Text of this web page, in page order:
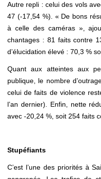
Autre repli : celui des vols
47 (-17,54 %). « De bons
à celle des caméras »,
chantages : 81 faits contre
d’élucidation élevé : 70,3 %
Quant aux atteintes aux
publique, le nombre
celui de faits de violence
l’an dernier). Enfin, nette
avec -20,24 %, soit 254 faits
Stupéfiants
C’est l’une des priorités à